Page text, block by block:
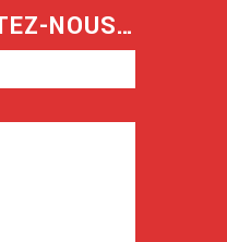
NOUS…